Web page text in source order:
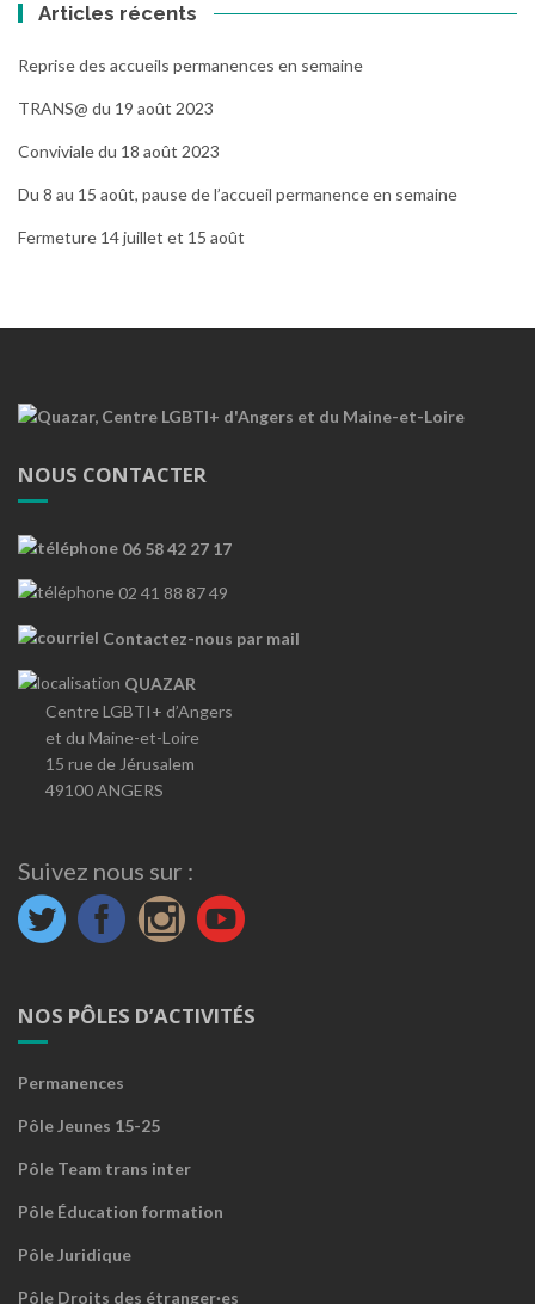
Articles récents
Reprise des accueils permanences en semaine
TRANS@ du 19 août 2023
Conviviale du 18 août 2023
Du 8 au 15 août, pause de l’accueil permanence en semaine
Fermeture 14 juillet et 15 août
NOUS CONTACTER
06 58 42 27 17
02 41 88 87 49
Contactez-nous par mail
QUAZAR
Centre LGBTI+ d’Angers
et du Maine-et-Loire
15 rue de Jérusalem
49100 ANGERS
Suivez nous sur :
NOS PÔLES D’ACTIVITÉS
Permanences
Pôle Jeunes 15-25
Pôle Team trans inter
Pôle Éducation formation
Pôle Juridique
Pôle Droits des étranger·es